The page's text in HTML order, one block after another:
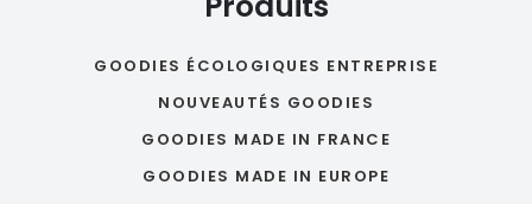
GOODIES ÉCOLOGIQUES ENTREPRISE
NOUVEAUTÉS GOODIES
GOODIES MADE IN FRANCE
GOODIES MADE IN EUROPE